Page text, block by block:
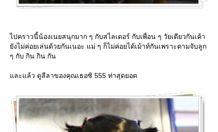
ไปคราวนี้น้องเนยสนุกมาก ๆ กับสไลเดอร์ กับเพื่อน ๆ วัยเดียวกันเค้า
ังไม่ค่อยเล่นด้วยกันเนอะ แม่ ๆ ก็ไม่ค่อยได้เม้าท์กันเพราะตามจับลูก
ๆ กับ กิน กิน กัน
ละแล้ว ดูลีลาของคุณเธอซิ 555 ท่าสุดยอด